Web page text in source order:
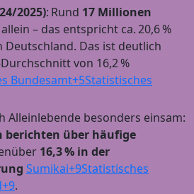
2025): Rund 17 Millionen
– das entspricht ca. 20,6 %
Deutschland. Das ist deutlich
von 16,2 %
Bundesamt+5Statistisches
Alleinlebende besonders einsam:
berichten über häufige
16,3 % in der
Sumikai+9Statistisches
.